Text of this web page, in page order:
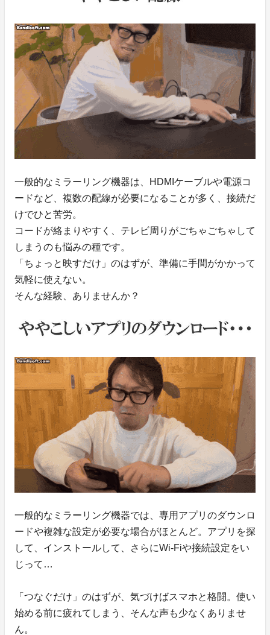
一般的なミラーリング機器は、HDMIケーブルや電源コ
ードなど、複数の配線が必要になることが多く、接続だ
けでひと苦労。
コードが絡まりやすく、テレビ周りがごちゃごちゃして
しまうのも悩みの種です。
「ちょっと映すだけ」のはずが、準備に手間がかかって
気軽に使えない。
そんな経験、ありませんか？
一般的なミラーリング機器では、専用アプリのダウンロ
ードや複雑な設定が必要な場合がほとんど。アプリを探
して、インストールして、さらにWi-Fiや接続設定をい
じって…
「つなぐだけ」のはずが、気づけばスマホと格闘。使い
始める前に疲れてしまう、そんな声も少なくありませ
ん。